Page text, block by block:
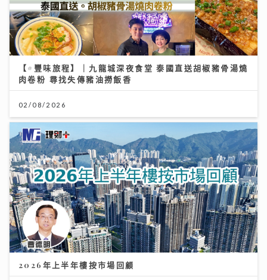
【#豐味旅程】｜九龍城深夜食堂 泰國直送胡椒豬骨湯燒
肉卷粉 尋找失傳豬油撈飯香
02/08/2026
2026年上半年樓按市場回顧